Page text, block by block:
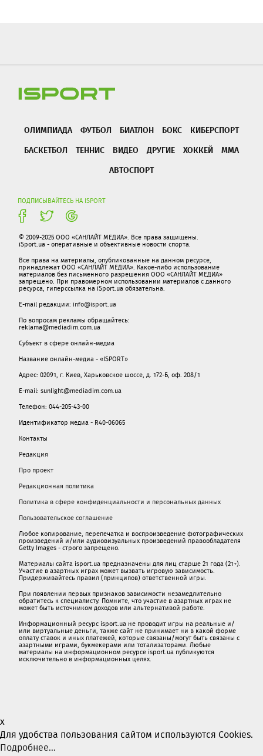
ОЛИМПИАДА ФУТБОЛ БИАТЛОН БОКС
КИБЕРСПОРТ
БАСКЕТБОЛ
ТЕННИС ВИДЕО ДРУГИЕ ХОККЕЙ
ММА
АВТОСПОРТ
ПОДПИСЫВАЙТЕСЬ НА ISPORT
© 2009-2025 ООО «САНЛАЙТ МЕДИА». Все права защищены.
iSport.ua - оперативные и объективные новости спорта.
Все права на материалы, опубликованные на данном ресурсе,
принадлежат ООО «САНЛАЙТ МЕДИА». Какое-либо использование
материалов без письменного разрешения ООО «САНЛАЙТ МЕДИА»
запрещено. При правомерном использовании материалов с данного
ресурса, гиперссылка на iSport.ua обязательна.
E-mail редакции: info@isport.ua
По вопросам рекламы обращайтесь:
reklama@mediadim.com.ua
Субъект в сфере онлайн-медиа
Название онлайн-медиа - «ISPORT»
Адрес: 02091, г. Киев, Харьковское шоссе, д. 172-Б, оф. 208/1
E-mail: sunlight@mediadim.com.ua
Телефон: 044-205-43-00
Идентификатор медиа - R40-06065
Контакты
Редакция
Про проект
Редакционная политика
Политика в сфере конфиденциальности и персональных данных
Пользовательское соглашение
Любое копирование, перепечатка и воспроизведение фотографических
произведений и/или аудиовизуальных произведений правообладателя
Getty Images - строго запрещено.
Материалы сайта isport.ua предназначены для лиц старше 21 года (21+).
Участие в азартных играх может вызвать игровую зависимость.
Придерживайтесь правил (принципов) ответственной игры.
При появлении первых признаков зависимости незамедлительно
обратитесь к специалисту. Помните, что участие в азартных играх не
может быть источником доходов или альтернативой работе.
Информационный ресурс isport.ua не проводит игры на реальные и/
или виртуальные деньги, также сайт не принимает ни в какой форме
oплaту ставок и иных платежей, которые связаны/могут быть связаны c
азартными игрaми, букмекерами или тотализаторами. Любые
материалы на информационном ресурсе isport.ua публикуютcя
исключительно в информационных целях.
x
Для удобства пользования сайтом используются Cookies.
Подробнее...